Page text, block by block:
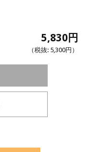
5,830円
（税抜: 5,300円 ）